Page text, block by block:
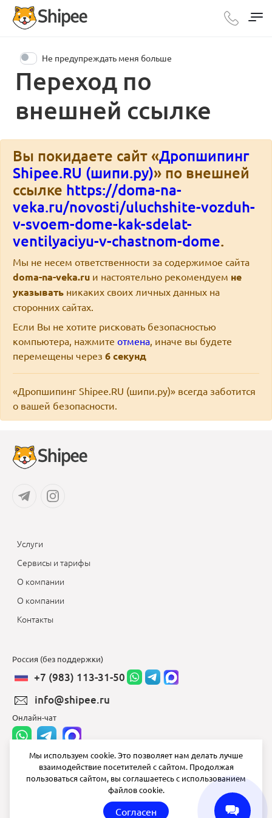
Переход по
внешней ссылке
Не предупреждать меня больше
Вы покидаете сайт «Дропшипинг
Shipee.RU (шипи.ру)» по внешней
ссылке https://doma-na-
veka.ru/novosti/uluchshite-vozduh-
v-svoem-dome-kak-sdelat-
ventilyaciyu-v-chastnom-dome.
Мы не несем ответственности за содержимое сайта
doma-na-veka.ru и настоятельно рекомендуем не
указывать никаких своих личных данных на
сторонних сайтах.
Если Вы не хотите рисковать безопасностью
компьютера, нажмите отмена, иначе вы будете
перемещены через 6секунд
«Дропшипинг Shipee.RU (шипи.ру)» всегда заботится
о вашей безопасности.
Услуги
Сервисы и тарифы
О компании
О компании
Контакты
Россия (без поддержки)
+7 (983) 113-31-50
info@shipee.ru
Онлайн-чат
info@shipee.ru
Мы используем cookie. Это позволяет нам делать лучше
взаимодействие посетителей с сайтом. Продолжая
пользоваться сайтом, вы соглашаетесь с использованием
файлов cookie.
Согласен